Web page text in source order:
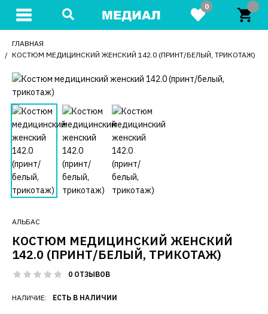
0
ГЛАВНАЯ
КОСТЮМ МЕДИЦИНСКИЙ ЖЕНСКИЙ 142.0 (ПРИНТ/БЕЛЫЙ, ТРИКОТАЖ)
АЛЬБАС
КОСТЮМ МЕДИЦИНСКИЙ ЖЕНСКИЙ
142.0 (ПРИНТ/БЕЛЫЙ, ТРИКОТАЖ)
0 ОТЗЫВОВ
НАЛИЧИЕ: ЕСТЬ В НАЛИЧИИ